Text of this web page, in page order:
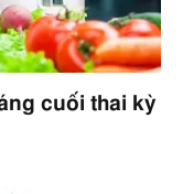
cuối thai kỳ